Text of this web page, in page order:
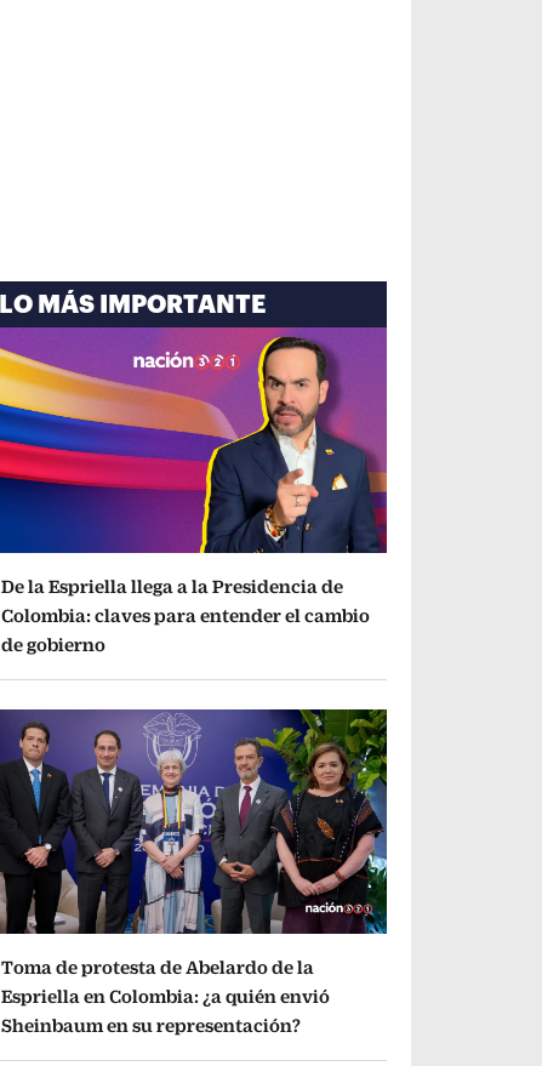
LO MÁS IMPORTANTE
De la Espriella llega a la Presidencia de
Colombia: claves para entender el cambio
de gobierno
Toma de protesta de Abelardo de la
Espriella en Colombia: ¿a quién envió
Sheinbaum en su representación?